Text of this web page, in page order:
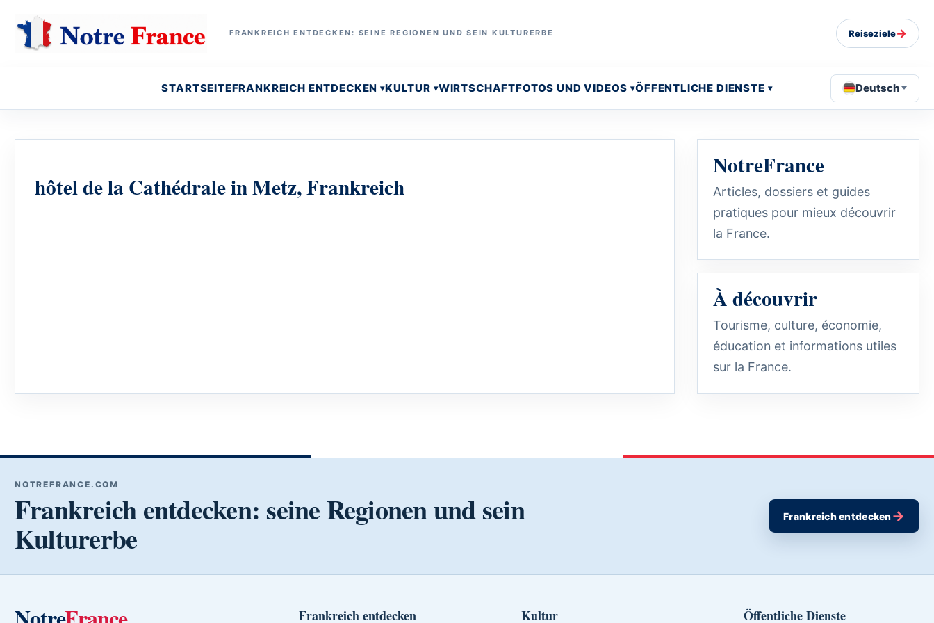
FRANKREICH ENTDECKEN: SEINE REGIONEN UND SEIN KULTURERBE Reiseziele→
STARTSEITEFRANKREICH ENTDECKEN KULTUR WIRTSCHAFTFOTOS UND VIDEOS ÖFFENTLICHE DIENSTE Deutsch
hôtel de la Cathédrale in Metz, Frankreich
NotreFrance
Articles, dossiers et guides
pratiques pour mieux découvrir
la France.
À découvrir
Tourisme, culture, économie,
éducation et informations utiles
sur la France.
NOTREFRANCE.COM
Frankreich entdecken: seine Regionen und sein
Kulturerbe
Frankreich entdecken→
Frankreich entdecken Kultur Öffentliche Dienste